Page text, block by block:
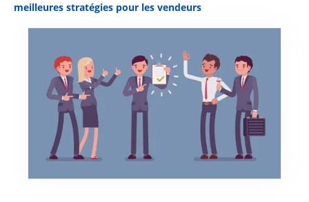
meilleures stratégies pour les vendeurs